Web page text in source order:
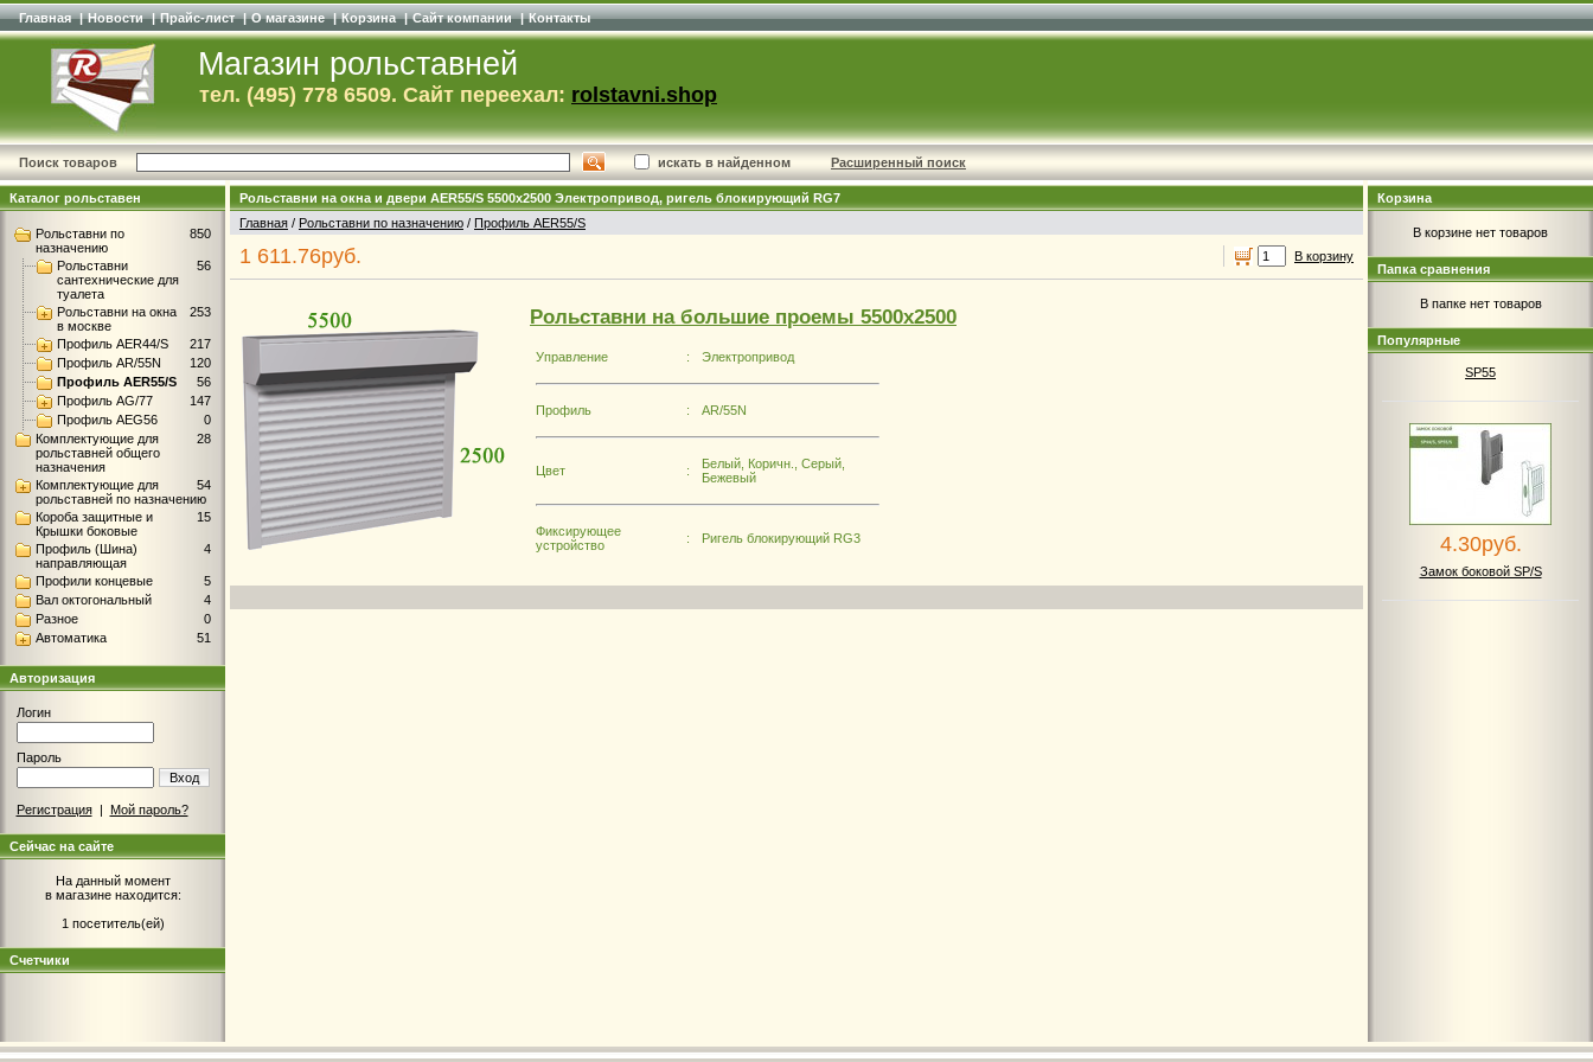
Главная | Новости | Прайс-лист | О магазине | Корзина | Сайт компании | Контакты
Магазин рольставней
тел. (495) 778 6509. Сайт переехал: rolstavni.shop
Поиск товаров искать в найденном Расширенный поиск
Каталог рольставен
850
Рольставни по
назначению
56
Рольставни
сантехнические для
туалета
253
Рольставни на окна
в москве
217
Профиль AER44/S
120
Профиль AR/55N
56
Профиль AER55/S
147
Профиль AG/77
0
Профиль AEG56
28
Комплектующие для
рольставней общего
назначения
54
Комплектующие для
рольставней по назначению
15
Короба защитные и
Крышки боковые
4
Профиль (Шина)
направляющая
5
Профили концевые
4
Вал октогональный
0
Разное
51
Автоматика
Авторизация
Логин
Пароль
Вход
Регистрация| Мой пароль?
Сейчас на сайте
На данный момент
в магазине находится:
1 посетитель(ей)
Счетчики
Рольставни на окна и двери AER55/S 5500x2500 Электропривод, ригель блокирующий RG7
Главная / Рольставни по назначению / Профиль AER55/S
1 611.76руб. В корзину
Рольставни на большие проемы 5500х2500
Управление : Электропривод
Профиль : AR/55N
Цвет :
Белый, Коричн., Серый,
Бежевый
Фиксирующее
устройство
: Ригель блокирующий RG3
Корзина
В корзине нет товаров
Папка сравнения
В папке нет товаров
Популярные
4.30руб.
Замок боковой SP40, SP45,
SP55
4.30руб.
Замок боковой SP/S